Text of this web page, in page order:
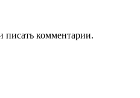
писать комментарии.